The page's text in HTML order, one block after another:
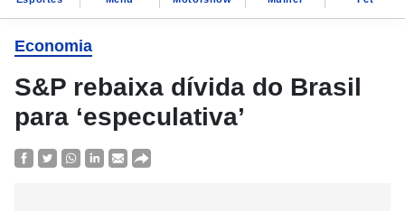
Economia
S&P rebaixa dívida do Brasil
para ‘especulativa’